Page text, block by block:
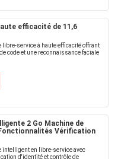
efficacité de 11,6
libre-service à haute efficacité offrant
code et une reconnaissance faciale
2 Go Machine de
Vérification
intelligent en libre-service avec
d'identité et contrôle de